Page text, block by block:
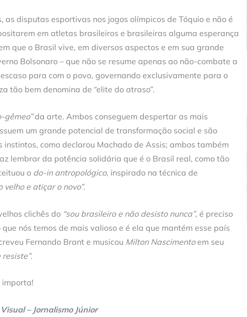
as disputas esportivas nos jogos olímpicos de Tóquio e não é
em atletas brasileiros e brasileiras alguma esperança
que o Brasil vive, em diversos aspectos e em sua grande
Bolsonaro – que não se resume apenas ao não-combate a
para com o povo, governando exclusivamente para o
tão bem denomina de “elite do atraso”.
gêmeo”da arte. Ambos conseguem despertar as mais
um grande potencial de transformação social e são
instintos, como declarou Machado de Assis; ambos também
lembrar da potência solidária que é o Brasil real, como tão
o do-in antropológico, inspirado na técnica de
velho e atiçar o novo”.
clichês do “sou brasileiro e não desisto nunca”, é preciso
nós temos de mais valioso e é ela que mantém esse país
Fernando Brant e musicou Milton Nascimentoem seu
resiste”.
importa!
– Jornalismo Júnior